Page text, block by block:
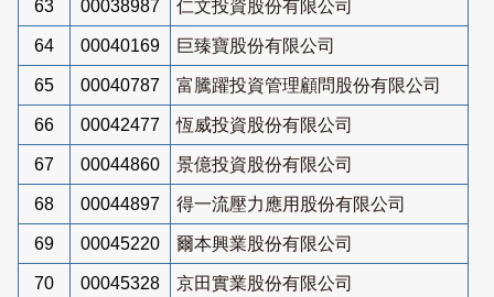
63 00038987 仁文投資股份有限公司
64 00040169 巨臻寶股份有限公司
65 00040787 富騰躍投資管理顧問股份有限公司
66 00042477 恆威投資股份有限公司
67 00044860 景億投資股份有限公司
68 00044897 得一流壓力應用股份有限公司
69 00045220 爾本興業股份有限公司
70 00045328 京田實業股份有限公司